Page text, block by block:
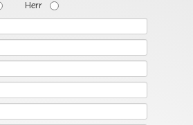
Herr